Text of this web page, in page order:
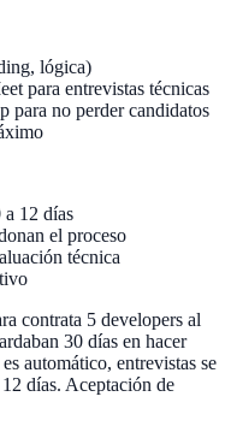
lógica)
para entrevistas técnicas
para no perder candidatos
12 días
el proceso
técnica
contrata 5 developers al
30 días en hacer
automático, entrevistas se
días. Aceptación de